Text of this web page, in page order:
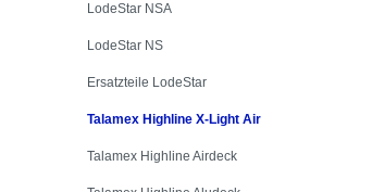
LodeStar NSA
LodeStar NS
Ersatzteile LodeStar
Talamex Highline X-Light Air
Talamex Highline Airdeck